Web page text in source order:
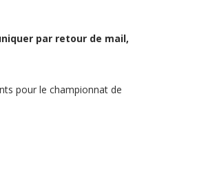
par retour de mail,
pour le championnat de